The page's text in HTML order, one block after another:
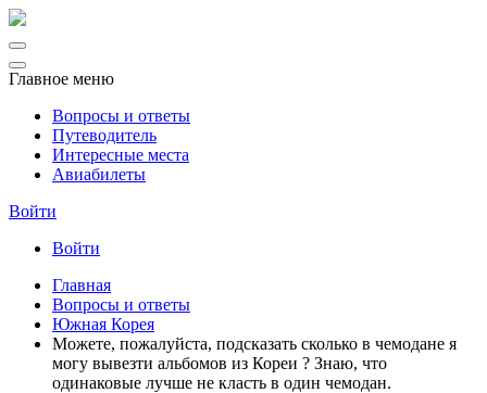
Главное меню
Вопросы и ответы
Путеводитель
Интересные места
Авиабилеты
Войти
Войти
Главная
Вопросы и ответы
Южная Корея
Можете, пожалуйста, подсказать сколько в чемодане я
могу вывезти альбомов из Кореи ? Знаю, что
одинаковые лучше не класть в один чемодан.